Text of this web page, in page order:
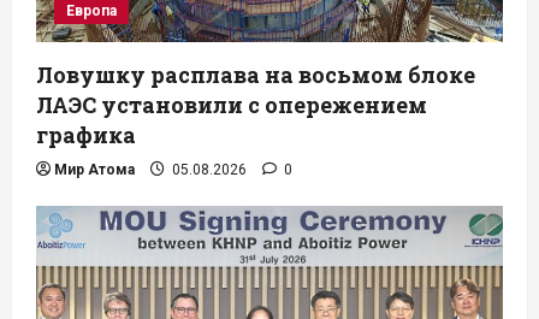
Европа
Ловушку расплава на восьмом блоке
ЛАЭС установили с опережением
графика
Мир Атома 05.08.2026 0